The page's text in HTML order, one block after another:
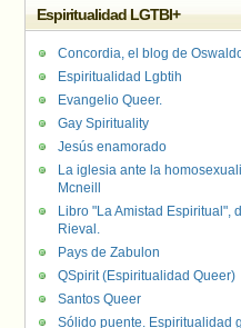
Espiritualidad LGTBI+
Concordia, el blog de
Espiritualidad Lgbtih
Evangelio Queer.
Gay Spirituality
Jesús enamorado
La iglesia ante la
Mcneill
Libro "La Amistad Espiritual",
Rieval.
Pays de Zabulon
QSpirit (Espiritualidad Queer)
Santos Queer
Sólido puente. Espiritualidad